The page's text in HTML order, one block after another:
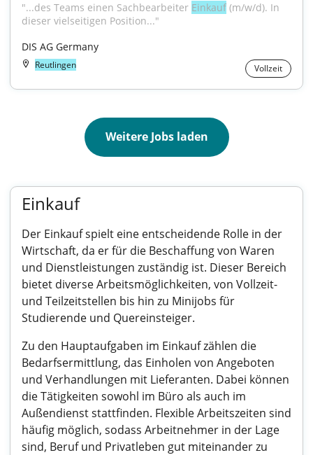
"...des Teams einen Sachbearbeiter Einkauf (m/w/d). In
dieser vielseitigen Position..."
DIS AG Germany
Reutlingen Vollzeit
Weitere Jobs laden
Einkauf
Der Einkauf spielt eine entscheidende Rolle in der
Wirtschaft, da er für die Beschaffung von Waren
und Dienstleistungen zuständig ist. Dieser Bereich
bietet diverse Arbeitsmöglichkeiten, von Vollzeit-
und Teilzeitstellen bis hin zu Minijobs für
Studierende und Quereinsteiger.
Zu den Hauptaufgaben im Einkauf zählen die
Bedarfsermittlung, das Einholen von Angeboten
und Verhandlungen mit Lieferanten. Dabei können
die Tätigkeiten sowohl im Büro als auch im
Außendienst stattfinden. Flexible Arbeitszeiten sind
häufig möglich, sodass Arbeitnehmer in der Lage
sind, Beruf und Privatleben gut miteinander zu